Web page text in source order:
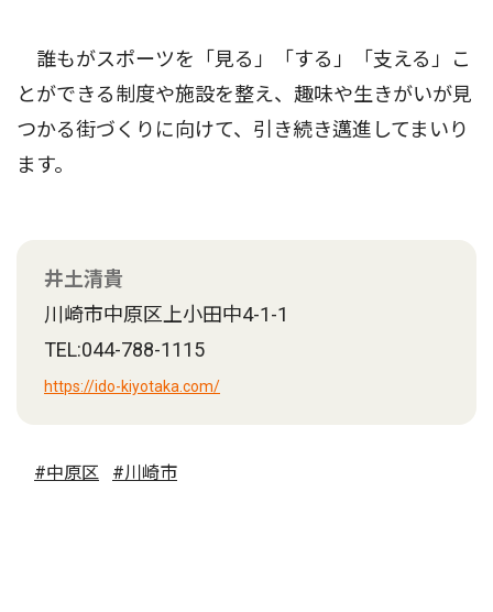
誰もがスポーツを「見る」「する」「支える」こ
とができる制度や施設を整え、趣味や生きがいが見
つかる街づくりに向けて、引き続き邁進してまいり
ます。
井土清貴
川崎市中原区上小田中4-1-1
TEL:044-788-1115
https://ido-kiyotaka.com/
#中原区 #川崎市